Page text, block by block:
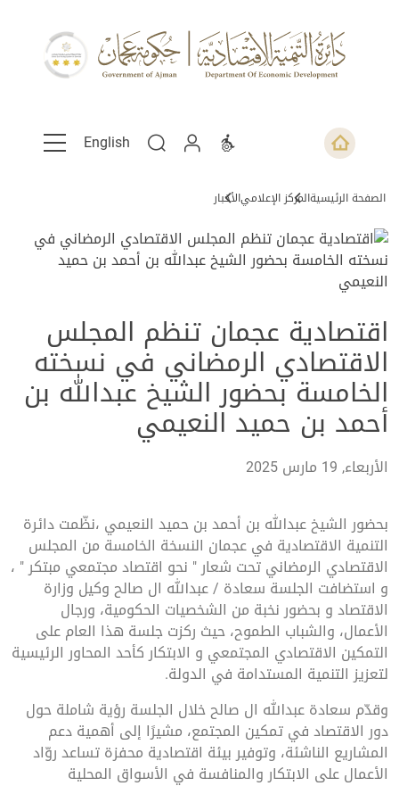
English
الصفحة الرئيسيةالمركز الإعلاميالأخبار
اقتصادية عجمان تنظم المجلس
الاقتصادي الرمضاني في نسخته
الخامسة بحضور الشيخ عبدالله بن
أحمد بن حميد النعيمي
الأربعاء, 19 مارس 2025
بحضور الشيخ عبدالله بن أحمد بن حميد النعيمي ،نظّمت دائرة
التنمية الاقتصادية في عجمان النسخة الخامسة من المجلس
الاقتصادي الرمضاني تحت شعار " نحو اقتصاد مجتمعي مبتكر " ،
و استضافت الجلسة سعادة / عبدالله ال صالح وكيل وزارة
الاقتصاد و بحضور نخبة من الشخصيات الحكومية، ورجال
الأعمال، والشباب الطموح، حيث ركزت جلسة هذا العام على
التمكين الاقتصادي المجتمعي و الابتكار كأحد المحاور الرئيسية
لتعزيز التنمية المستدامة في الدولة.
وقدّم سعادة عبدالله ال صالح خلال الجلسة رؤية شاملة حول
دور الاقتصاد في تمكين المجتمع، مشيرًا إلى أهمية دعم
المشاريع الناشئة، وتوفير بيئة اقتصادية محفزة تساعد روّاد
الأعمال على الابتكار والمنافسة في الأسواق المحلية